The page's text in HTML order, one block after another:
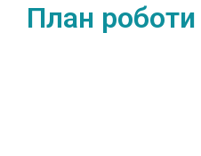
План роботи